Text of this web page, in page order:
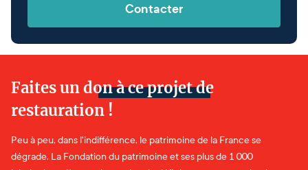
Contacter
Faites un don à ce projet de
restauration !
Peu à peu, dans l'indifférence, le patrimoine de la France se
dégrade. La Fondation du patrimoine et ses plus de 1 000